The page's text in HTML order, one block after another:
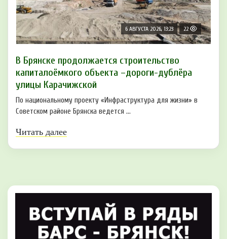
6 АВГУСТА 2026, 13:23 22
В Брянске продолжается строительство
капиталоёмкого объекта –дороги-дублёра
улицы Карачижской
По национальному проекту «Инфраструктура для жизни» в
Советском районе Брянска ведется ...
Читать далее